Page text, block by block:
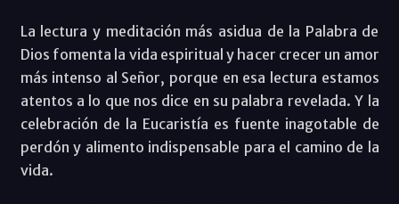
La lectura y meditación más asidua de la Palabra de
Dios fomenta la vida espiritual y hacer crecer un amor
más intenso al Señor, porque en esa lectura estamos
atentos a lo que nos dice en su palabra revelada. Y la
celebración de la Eucaristía es fuente inagotable de
perdón y alimento indispensable para el camino de la
vida.